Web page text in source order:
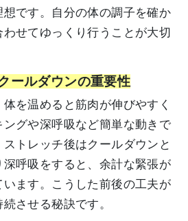
です。自分の体の調子を確か
せてゆっくり行うことが大切
ールダウンの重要性
を温めると筋肉が伸びやすく
グや深呼吸など簡単な動きで
トレッチ後はクールダウンと
深呼吸をすると、余計な緊張が
ます。こうした前後の工夫が
させる秘訣です。